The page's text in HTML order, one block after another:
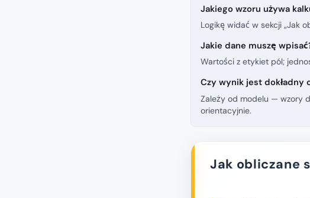
Jakiego wzoru używa
Logikę widać w sekcji „Jak
Jakie dane muszę
Wartości z etykiet pól;
Czy wynik jest dokładny
Zależy od modelu — wzory
orientacyjnie.
Jak obliczane